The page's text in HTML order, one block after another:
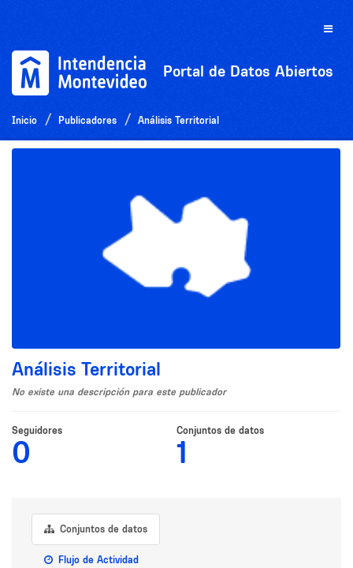
Toggle
Portal de Datos Abiertos
Inicio Publicadores Análisis Territorial
Análisis Territorial
No existe una descripción para este publicador
Seguidores
0
Conjuntos de datos
1
Conjuntos de datos
Flujo de Actividad